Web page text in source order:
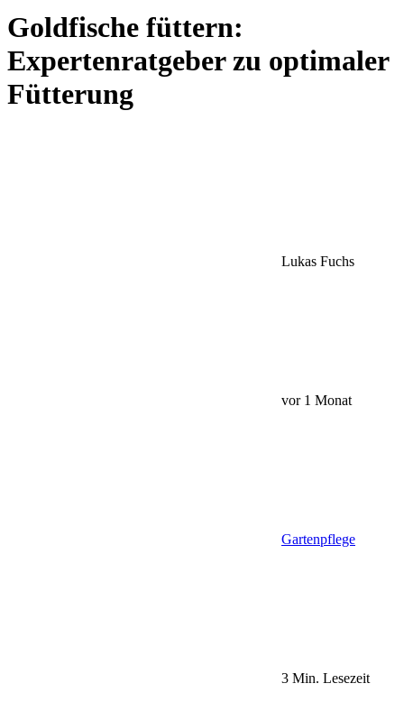
Goldfische füttern:
Expertenratgeber zu optimaler
Fütterung
Lukas Fuchs
vor 1 Monat
Gartenpflege
3 Min. Lesezeit